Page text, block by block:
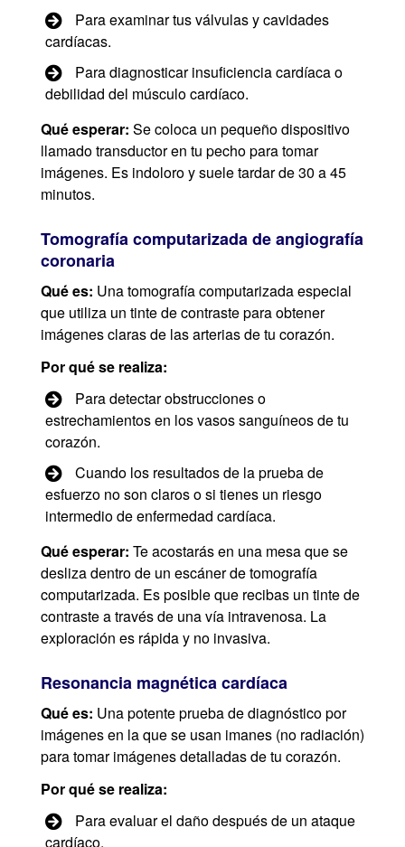
Para examinar tus válvulas y cavidades
cardíacas.
Para diagnosticar insuficiencia cardíaca o
debilidad del músculo cardíaco.
Qué esperar: Se coloca un pequeño dispositivo
llamado transductor en tu pecho para tomar
imágenes. Es indoloro y suele tardar de 30 a 45
minutos.
Tomografía computarizada de angiografía
coronaria
Qué es: Una tomografía computarizada especial
que utiliza un tinte de contraste para obtener
imágenes claras de las arterias de tu corazón.
Por qué se realiza:
Para detectar obstrucciones o
estrechamientos en los vasos sanguíneos de tu
corazón.
Cuando los resultados de la prueba de
esfuerzo no son claros o si tienes un riesgo
intermedio de enfermedad cardíaca.
Qué esperar: Te acostarás en una mesa que se
desliza dentro de un escáner de tomografía
computarizada. Es posible que recibas un tinte de
contraste a través de una vía intravenosa. La
exploración es rápida y no invasiva.
Resonancia magnética cardíaca
Qué es: Una potente prueba de diagnóstico por
imágenes en la que se usan imanes (no radiación)
para tomar imágenes detalladas de tu corazón.
Por qué se realiza:
Para evaluar el daño después de un ataque
cardíaco.